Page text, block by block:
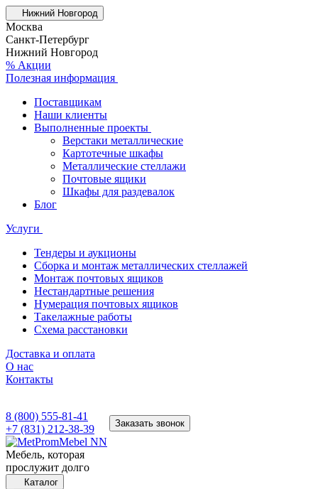
Нижний Новгород
Москва
Санкт-Петербург
Нижний Новгород
% Акции
Полезная информация
Поставщикам
Наши клиенты
Выполненные проекты
Верстаки металлические
Картотечные шкафы
Металлические стеллажи
Почтовые ящики
Шкафы для раздевалок
Блог
Услуги
Тендеры и аукционы
Сборка и монтаж металлических стеллажей
Монтаж почтовых ящиков
Нестандартные решения
Нумерация почтовых ящиков
Такелажные работы
Схема расстановки
Доставка и оплата
О нас
Контакты
8 (800) 555-81-41
+7 (831) 212-38-39
Заказать звонок
Мебель, которая
прослужит долго
Каталог